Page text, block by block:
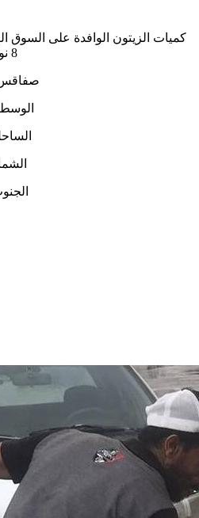
كميات الزيتون الوافدة على السوق
8 نوفمبر 2020 والأسعار المتداولة
.صفاقس:9طن (1100- 1120
الوسط 3طن (1200 – 1300 مي/كلغ )
الساحل5طن (1020 –
الشمال6طن (1200 –
الجنوب5طن ;(1170 –